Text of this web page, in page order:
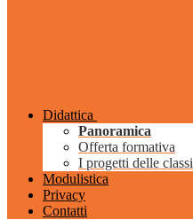
Didattica
Panoramica
Offerta formativa
I progetti delle classi
Modulistica
Privacy
Contatti